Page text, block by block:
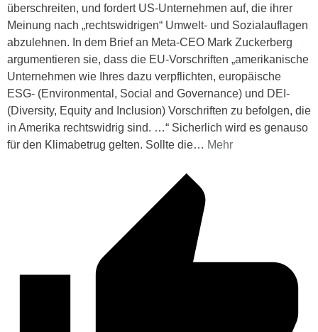
überschreiten, und fordert US-Unternehmen auf, die ihrer
Meinung nach „rechtswidrigen“ Umwelt- und Sozialauflagen
abzulehnen. In dem Brief an Meta-CEO Mark Zuckerberg
argumentieren sie, dass die EU-Vorschriften „amerikanische
Unternehmen wie Ihres dazu verpflichten, europäische
ESG- (Environmental, Social and Governance) und DEI-
(Diversity, Equity and Inclusion) Vorschriften zu befolgen, die
in Amerika rechtswidrig sind. …“ Sicherlich wird es genauso
für den Klimabetrug gelten. Sollte die… Mehr